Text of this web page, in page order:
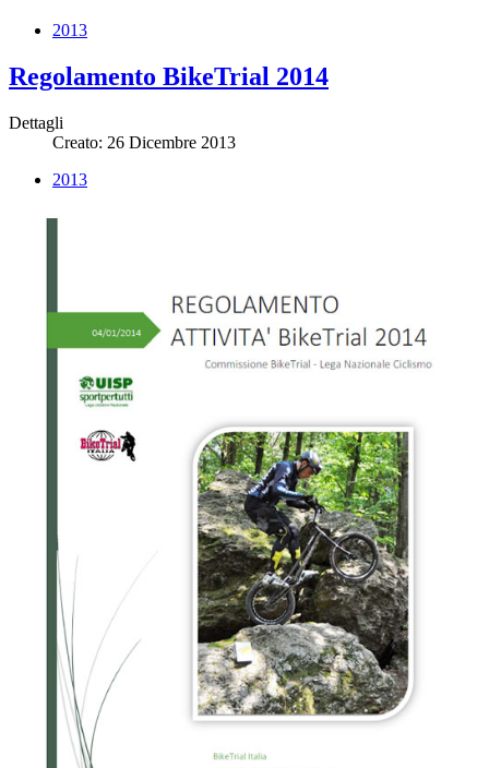
2013
Regolamento BikeTrial 2014
Dettagli
Creato: 26 Dicembre 2013
2013